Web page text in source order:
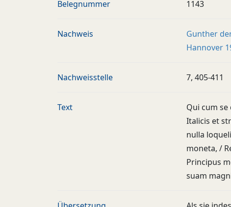
Belegnummer 1143
Nachweis
Gunther
Hannover
Nachweisstelle 7, 405-411
Text
Qui cum
Italicis et
nulla
moneta, /
Principus
suam